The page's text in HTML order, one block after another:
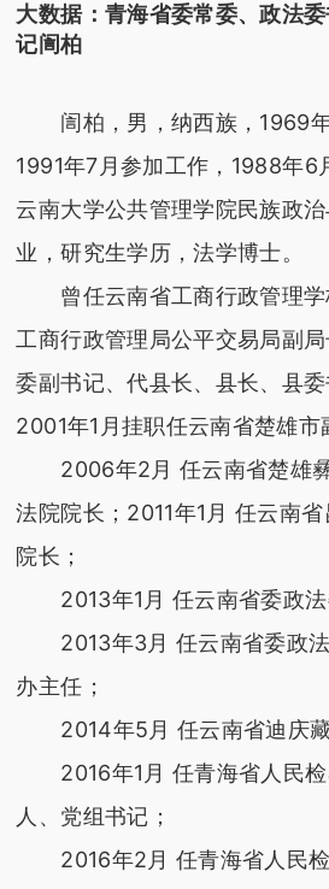
大数据：青海省委常委、政法
记訚柏
訚柏，男，纳西族，1969年
1991年7月参加工作，1988年6
云南大学公共管理学院民族政
业，研究生学历，法学博士。
曾任云南省工商行政管理学
工商行政管理局公平交易局副
委副书记、代县长、县长、县
2001年1月挂职任云南省楚雄市
2006年2月 任云南省楚雄彝
法院院长；2011年1月 任云南
院长；
2013年1月 任云南省委政法
2013年3月 任云南省委政法
办主任；
2014年5月 任云南省迪庆藏
2016年1月 任青海省人民检
人、党组书记；
2016年2月 任青海省人民检